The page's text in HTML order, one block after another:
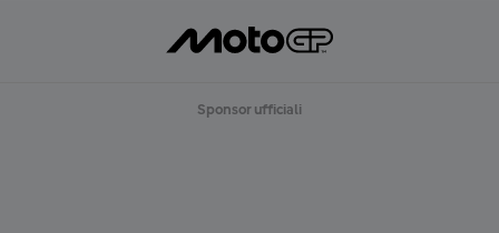
Sponsor ufficiali